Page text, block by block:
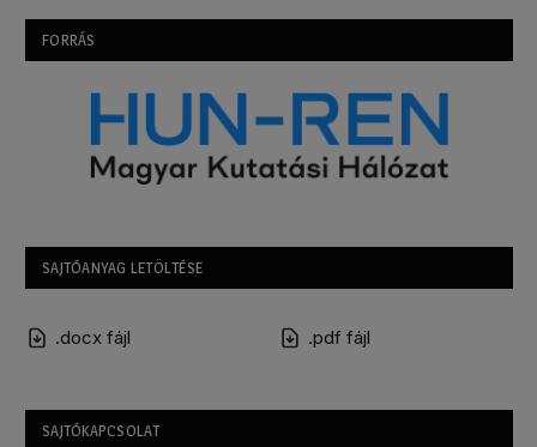
FORRÁS
SAJTÓANYAG LETÖLTÉSE
.docx fájl .pdf fájl
SAJTÓKAPCSOLAT